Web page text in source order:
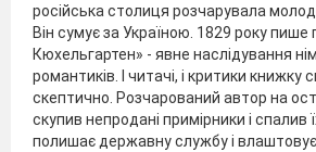
російська столиця розчарувала
Він сумує за Україною. 1829 року пише
Кюхельгартен» - явне наслідування
романтиків. І читачі, і критики книжку
скептично. Розчарований автор на
скупив непродані примірники і спалив
полишає державну службу і